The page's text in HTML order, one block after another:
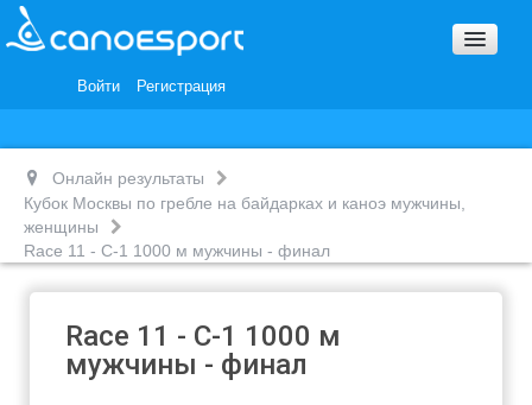
Войти Регистрация
Награды и Благодарности
Онлайн результаты
Кубок Москвы по гребле на байдарках и каноэ мужчины,
женщины
Race 11 - С-1 1000 м мужчины - финал
Race 11 - С-1 1000 м
мужчины - финал